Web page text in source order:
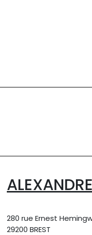
280 rue Ernest
29200 BREST